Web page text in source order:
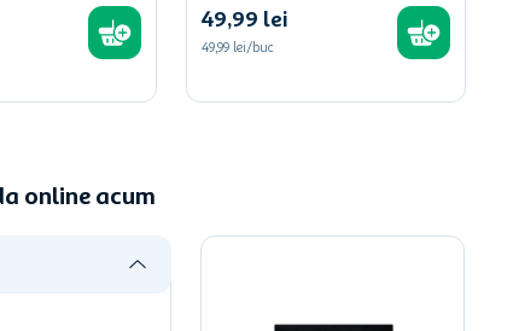
49,99 lei
49,99 lei/buc
online acum